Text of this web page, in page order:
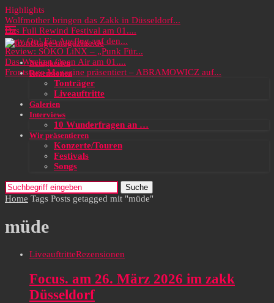
Highlights
Wolfmother bringen das Zakk in Düsseldorf...
Das Full Rewind Festival am 01....
Party On! Ein Ausflug auf den...
Review: SOKO LiNX – „Punk Für...
Das Wacken Open Air am 01....
Frontstage Magazine präsentiert – ABRAMOWICZ auf...
Neuigkeiten
Rezensionen
Tonträger
Liveauftritte
Galerien
Interviews
10 Wunderfragen an …
Wir präsentieren
Konzerte/Touren
Festivals
Songs
Suche
Home Tags Posts getagged mit "müde"
müde
LiveauftritteRezensionen
Focus. am 26. März 2026 im zakk
Düsseldorf